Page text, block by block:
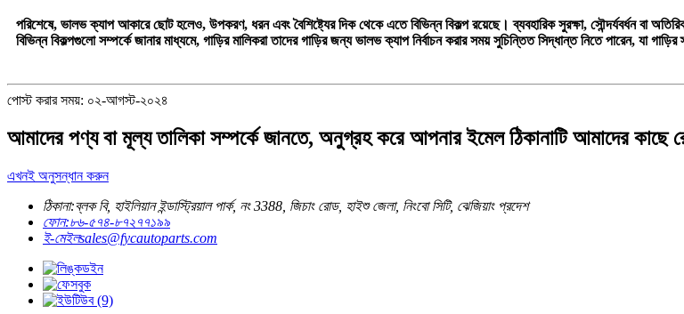
পরিশেষে, ভালভ ক্যাপ আকারে ছোট হলেও, উপকরণ, ধরন এবং বৈশিষ্ট্যের দিক থেকে এতে বিভিন্ন বিকল্প রয়েছে। ব্যবহারিক সুরক্ষা, সৌন্দর্যবর্ধন
বিভিন্ন বিকল্পগুলো সম্পর্কে জানার মাধ্যমে, গাড়ির মালিকরা তাদের গাড়ির জন্য ভালভ ক্যাপ নির্বাচন করার সময় সুচিন্তিত সিদ্ধান্ত নিতে পারেন, যা
পোস্ট করার সময়: ০২-আগস্ট-২০২৪
আমাদের পণ্য বা মূল্য তালিকা সম্পর্কে জানতে, অনুগ্রহ করে আপনার ইমেল ঠিকানাটি আমাদের কাছে
এখনই অনুসন্ধান করুন
ঠিকানা:ব্লক বি, হাইলিয়ান ইন্ডাস্ট্রিয়াল পার্ক, নং 3388, জিচাং রোড, হাইশু জেলা, নিংবো সিটি, ঝেজিয়াং প্রদেশ
ফোন:৮৬-৫৭৪-৮৭২৭৭১৯৯
ই-মেইলsales@fycautoparts.com